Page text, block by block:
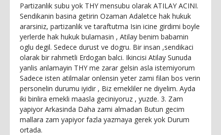
Partizanlik subu yok THY mensubu olarak ATILAY ACINI.
Sendikanin basina getirin Ozaman Adaletce hak hukuk
ararsiniz, partizanlik ve taraftutma Isin icine girdimi boyle
yerlerde hak hukuk bulamasin , Atilay benim babamin
oglu degil. Sedece durust ve dogru. Bir insan ,sendikaci
olarak bir rahmetli Erdogan balci. Ikincisi Atilay Sunuda
yanlis anlamayin THY me zarar gelsin asla istemiyorum
Sadece isten atilmalar onlensin yeter zami filan bos verin
personelin durumu iyidir , Biz emekliler ne diyelim. Ayda
iki binlira emekli maasla geciniyoruz , yuzde. 3. Zam
yapiyor Arkasinda Daha zami almadan Butun gecim
mallara zam yapiyor fazla yazmaya gerek yok Durum
ortada.